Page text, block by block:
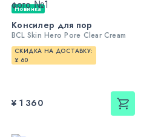
Новинка
Консилер для пор
BCL Skin Hero Pore Clear Cream
СКИДКА НА ДОСТАВКУ:
¥ 60
¥ 1 360